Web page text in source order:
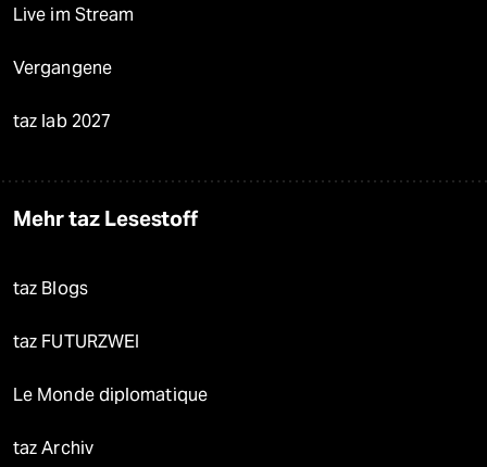
Live im Stream
Vergangene
taz lab 2027
Mehr taz Lesestoff
taz Blogs
taz FUTURZWEI
Le Monde diplomatique
taz Archiv